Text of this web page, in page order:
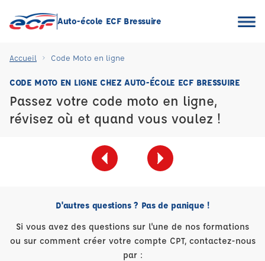
Auto-école ECF Bressuire
Accueil Code Moto en ligne
CODE MOTO EN LIGNE CHEZ AUTO-ÉCOLE ECF BRESSUIRE
Passez votre code moto en ligne,
révisez où et quand vous voulez !
D'autres questions ? Pas de panique !
Si vous avez des questions sur l'une de nos formations
ou sur comment créer votre compte CPT, contactez-nous
par :